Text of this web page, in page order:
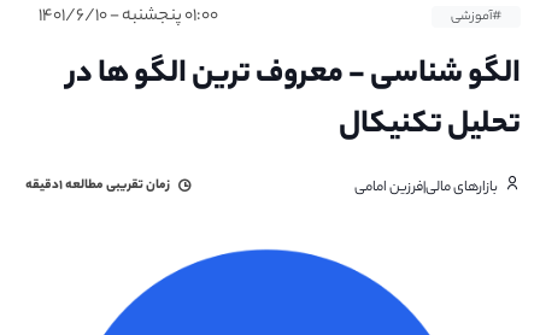
#آموزشی ۰۱:۰۰ پنجشنبه - ۱۴۰۱/۶/۱۰
الگو شناسی - معروف ترین الگو ها در
تحلیل تکنیکال
بازارهای مالی|فرزین امامی زمان تقریبی مطالعه۱دقیقه